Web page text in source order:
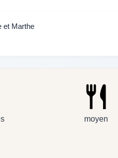
et Marthe
moyen